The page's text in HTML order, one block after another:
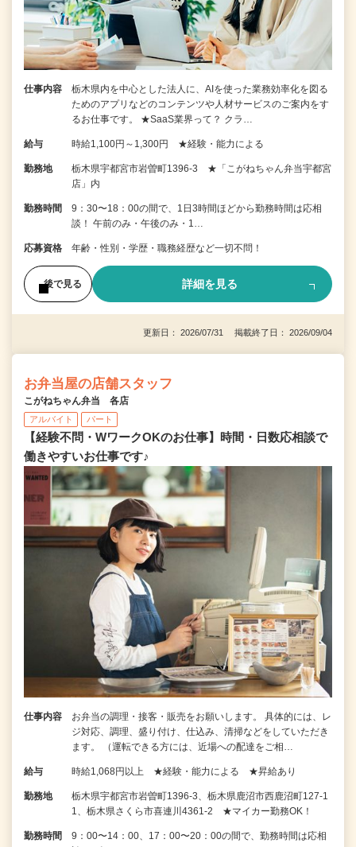
仕事内容
栃木県内を中心とした法人に、AIを使った業務効率化を図る
ためのアプリなどのコンテンツや人材サービスのご案内をす
るお仕事です。 ★SaaS業界って？ クラ…
給与 時給1,100円～1,300円 ★経験・能力による
勤務地
栃木県宇都宮市岩曽町1396-3 ★「こがねちゃん弁当宇都宮
店」内
勤務時間
9：30〜18：00の間で、1日3時間ほどから勤務時間は応相
談！ 午前のみ・午後のみ・1…
応募資格 年齢・性別・学歴・職務経歴など一切不問！
後で見る 詳細を見る
更新日： 2026/07/31 掲載終了日： 2026/09/04
お弁当屋の店舗スタッフ
こがねちゃん弁当 各店
アルバイト パート
【経験不問・WワークOKのお仕事】時間・日数応相談で
働きやすいお仕事です♪
仕事内容
お弁当の調理・接客・販売をお願いします。 具体的には、レ
ジ対応、調理、盛り付け、仕込み、清掃などをしていただき
ます。 （運転できる方には、近場への配達をご相…
給与 時給1,068円以上 ★経験・能力による ★昇給あり
勤務地
栃木県宇都宮市岩曽町1396-3、栃木県鹿沼市西鹿沼町127-1
1、栃木県さくら市喜連川4361-2 ★マイカー勤務OK！
勤務時間
9：00〜14：00、17：00〜20：00の間で、勤務時間は応相